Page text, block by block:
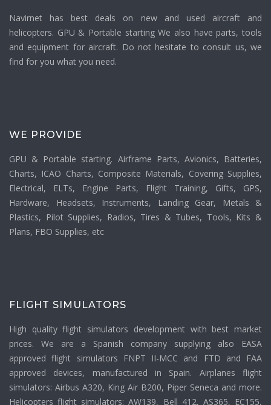
Navirnet has best deals on new and used aircraft and
helicopters. GPU & Portable starting We also have parts, tools
and equipment for aircraft. Do not hesitate to consult us, we
find for you what you need.
WE PROVIDE
GPU & Portable starting. Airframe Parts, Avionics, Batteries,
Charts, ICAO Charts, Composite Materials, Covering Supplies,
Electrical, ELTs, Engine Parts, Flight Training, Gifts, GPS,
Hardware, Headsets, Instruments, Landing Gear, Metals &
Plastics, Pilot Supplies, Radios, Tires & Tubes, Tools, Kits &
Plans, FBO Supplies, etc
FLIGHT SIMULATORS
High quality flight simulators development with best market
prices. We are a Spanish company supplying also EASA
approved flight simulators FNPT II-MCC and FTD and FAA
approved devices, manufactured in Spain. Airplanes flight
simulators: Airbus A320, King Air B200, Piper Seneca and more.
Helicopters flight simulators: AW139, Bell 412, AS365, EC155,